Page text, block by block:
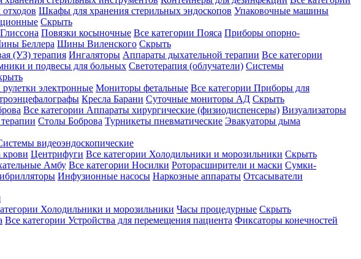
Шкафы для хранения стерильных эндоскопов Упаковочные машины
Скрыть
Повязки косыночные Все категории Пояса Приборы опорно-
Беллера Шины Виленского Скрыть
(УЗ) терапия Ингаляторы Аппараты дыхательной терапии Все категории
и подвесы для больных Светотерапия (облучатели) Системы
электронные Мониторы фетальные Все категории Приборы для
Кресла Барани Суточные мониторы АД Скрыть
Все категории Аппараты хирургические (физиодиспенсеры) Визуализаторы
Столы Боброва Турникеты пневматические Эвакуаторы дыма
видеоэндоскопические
крови Центрифуги Все категории Холодильники и морозильники Скрыть
Амбу Все категории Носилки Роторасширители и маски Сумки-
Инфузионные насосы Наркозные аппараты Отсасыватели
Холодильники и морозильники Часы процедурные Скрыть
Все категории Устройства для перемещения пациента Фиксаторы конечностей